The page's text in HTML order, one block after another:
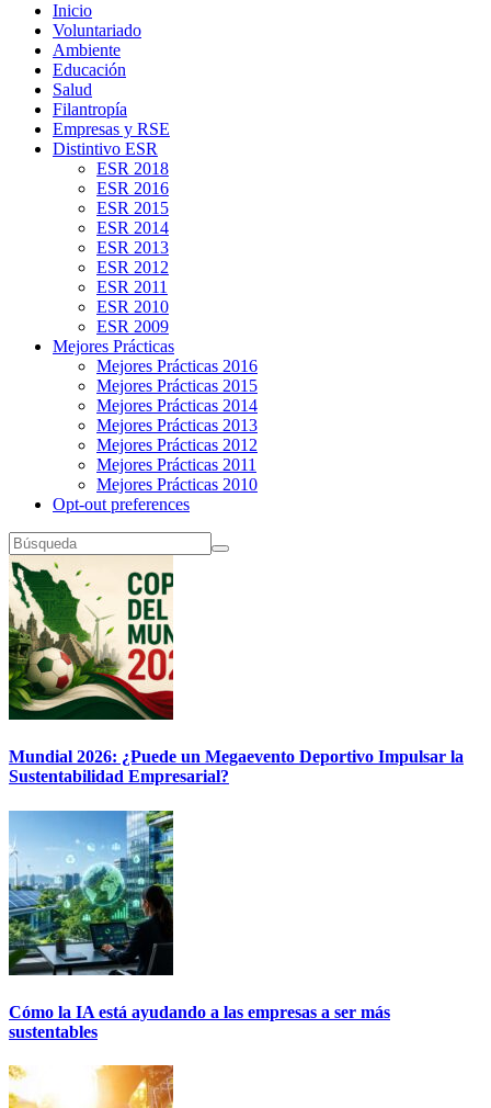
Inicio
Voluntariado
Ambiente
Educación
Salud
Filantropía
Empresas y RSE
Distintivo ESR
ESR 2018
ESR 2016
ESR 2015
ESR 2014
ESR 2013
ESR 2012
ESR 2011
ESR 2010
ESR 2009
Mejores Prácticas
Mejores Prácticas 2016
Mejores Prácticas 2015
Mejores Prácticas 2014
Mejores Prácticas 2013
Mejores Prácticas 2012
Mejores Prácticas 2011
Mejores Prácticas 2010
Opt-out preferences
Mundial 2026: ¿Puede un Megaevento Deportivo Impulsar la
Sustentabilidad Empresarial?
Cómo la IA está ayudando a las empresas a ser más
sustentables